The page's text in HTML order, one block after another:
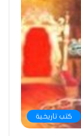
كتب تاريخية